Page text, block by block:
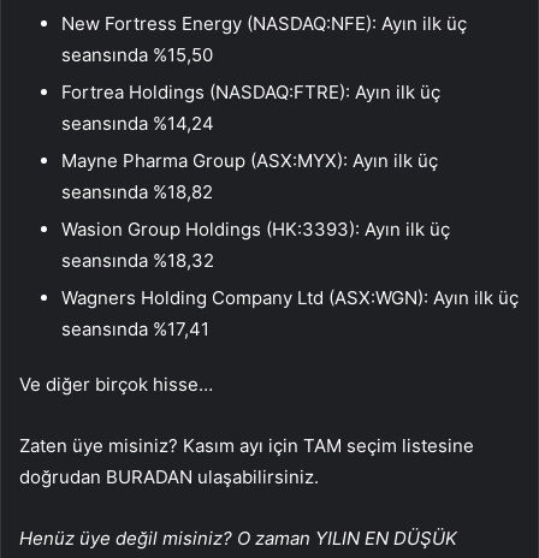
New Fortress Energy (NASDAQ:NFE): Ayın ilk üç
seansında %15,50
Fortrea Holdings (NASDAQ:FTRE): Ayın ilk üç
seansında %14,24
Mayne Pharma Group (ASX:MYX): Ayın ilk üç
seansında %18,82
Wasion Group Holdings (HK:3393): Ayın ilk üç
seansında %18,32
Wagners Holding Company Ltd (ASX:WGN): Ayın ilk üç
seansında %17,41
Ve diğer birçok hisse…
Zaten üye misiniz? Kasım ayı için TAM seçim listesine
doğrudan BURADAN ulaşabilirsiniz.
Henüz üye değil misiniz? O zaman YILIN EN DÜŞÜK